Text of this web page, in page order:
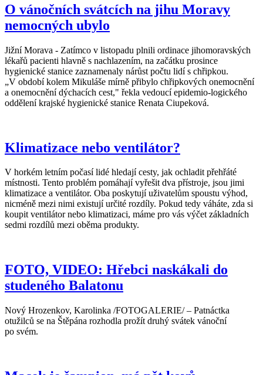
O vánočních svátcích na jihu Moravy
nemocných ubylo
Jižní Morava - Zatímco v listopadu plnili ordinace jihomoravských
lékařů pacienti hlavně s nachlazením, na začátku prosince
hygienické stanice zaznamenaly nárůst počtu lidí s chřipkou.
„V období kolem Mikuláše mírně přibylo chřipkových onemocnění
a onemocnění dýchacích cest," řekla vedoucí epidemio-logického
oddělení krajské hygienické stanice Renata Ciupeková.
Klimatizace nebo ventilátor?
V horkém letním počasí lidé hledají cesty, jak ochladit přehřáté
místnosti. Tento problém pomáhají vyřešit dva přístroje, jsou jimi
klimatizace a ventilátor. Oba poskytují uživatelům spoustu výhod,
nicméně mezi nimi existují určité rozdíly. Pokud tedy váháte, zda si
koupit ventilátor nebo klimatizaci, máme pro vás výčet základních
sedmi rozdílů mezi oběma produkty.
FOTO, VIDEO: Hřebci naskákali do
studeného Balatonu
Nový Hrozenkov, Karolinka /FOTOGALERIE/ – Patnáctka
otužilců se na Štěpána rozhodla prožít druhý svátek vánoční
po svém.